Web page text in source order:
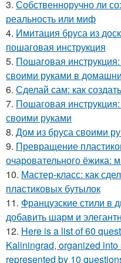
3. Собственноручно ли
реальность или миф
4. Имитация бруса из
пошаговая инструкция
5. Пошаговая
своими руками в
6. Сделай сам: как
7. Пошаговая инструкция:
своими руками
8. Дом из бруса своими
9. Превращение
очаровательного ёжика:
10. Мастер-класс: как
пластиковых бутылок
11. Французские стили в
добавить шарм и
12. Here is a list of 60
Kaliningrad, organized
represented by 10